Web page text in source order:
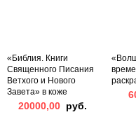
«Библия. Книги
Священного Писания
Ветхого и Нового
Завета» в коже
20000,00 руб.